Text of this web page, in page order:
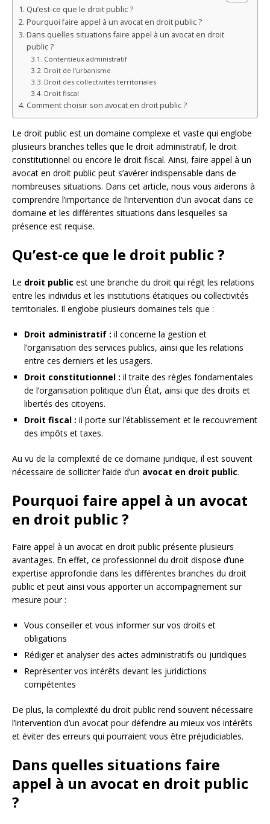
Qu’est-ce que le droit public ?
Pourquoi faire appel à un avocat en droit public ?
Dans quelles situations faire appel à un avocat en droit
public ?
Contentieux administratif
Droit de l’urbanisme
Droit des collectivités territoriales
Droit fiscal
Comment choisir son avocat en droit public ?
Le droit public est un domaine complexe et vaste qui englobe
plusieurs branches telles que le droit administratif, le droit
constitutionnel ou encore le droit fiscal. Ainsi, faire appel à un
avocat en droit public peut s’avérer indispensable dans de
nombreuses situations. Dans cet article, nous vous aiderons à
comprendre l’importance de l’intervention d’un avocat dans ce
domaine et les différentes situations dans lesquelles sa
présence est requise.
Qu’est-ce que le droit public ?
Le droit public est une branche du droit qui régit les relations
entre les individus et les institutions étatiques ou collectivités
territoriales. Il englobe plusieurs domaines tels que :
Droit administratif : il concerne la gestion et
l’organisation des services publics, ainsi que les relations
entre ces derniers et les usagers.
Droit constitutionnel : il traite des règles fondamentales
de l’organisation politique d’un État, ainsi que des droits et
libertés des citoyens.
Droit fiscal : il porte sur l’établissement et le recouvrement
des impôts et taxes.
Au vu de la complexité de ce domaine juridique, il est souvent
nécessaire de solliciter l’aide d’un avocat en droit public.
Pourquoi faire appel à un avocat
en droit public ?
Faire appel à un avocat en droit public présente plusieurs
avantages. En effet, ce professionnel du droit dispose d’une
expertise approfondie dans les différentes branches du droit
public et peut ainsi vous apporter un accompagnement sur
mesure pour :
Vous conseiller et vous informer sur vos droits et
obligations
Rédiger et analyser des actes administratifs ou juridiques
Représenter vos intérêts devant les juridictions
compétentes
De plus, la complexité du droit public rend souvent nécessaire
l’intervention d’un avocat pour défendre au mieux vos intérêts
et éviter des erreurs qui pourraient vous être préjudiciables.
Dans quelles situations faire
appel à un avocat en droit public
?